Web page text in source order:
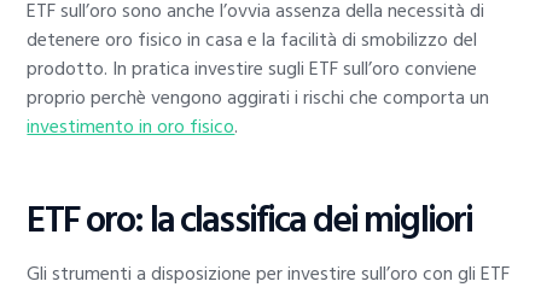
ETF sull’oro sono anche l’ovvia assenza della necessità di
detenere oro fisico in casa e la facilità di smobilizzo del
prodotto. In pratica investire sugli ETF sull’oro conviene
proprio perchè vengono aggirati i rischi che comporta un
investimento in oro fisico.
ETF oro: la classifica dei migliori
Gli strumenti a disposizione per investire sull’oro con gli ETF